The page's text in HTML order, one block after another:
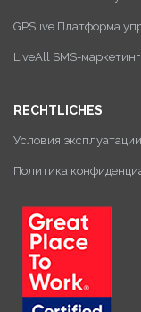
GPSlive Платформа
LiveAll SMS-маркетинг
RECHTLICHES
Условия эксплуатации
Политика